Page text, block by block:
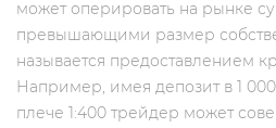
может оперировать на рынке
превышающими размер
называется предоставлением
Например, имея депозит в 1
плече 1:400 трейдер может